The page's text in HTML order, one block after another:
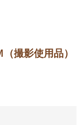
撮影使用品）